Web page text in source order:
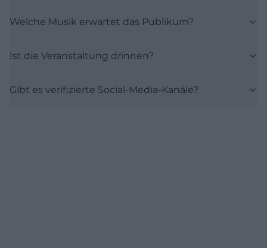
Welche Musik erwartet das Publikum?
Ist die Veranstaltung drinnen?
Gibt es verifizierte Social-Media-Kanäle?